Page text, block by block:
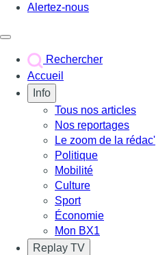
Alertez-nous
Rechercher
Accueil
Info
Tous nos articles
Nos reportages
Le zoom de la rédac'
Politique
Mobilité
Culture
Sport
Économie
Mon BX1
Replay TV